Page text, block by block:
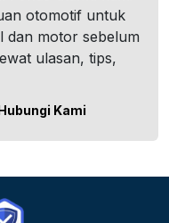
otomotif untuk
dan motor sebelum
ulasan, tips,
Kami